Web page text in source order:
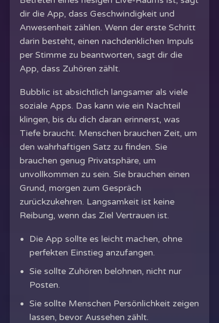
dir die App, dass Geschwindigkeit und
Anwesenheit zählen. Wenn der erste Schritt
darin besteht, einen nachdenklichen Impuls
per Stimme zu beantworten, sagt dir die
App, dass Zuhören zählt.
Bubblic ist absichtlich langsamer als viele
soziale Apps. Das kann wie ein Nachteil
klingen, bis du dich daran erinnerst, was
Tiefe braucht. Menschen brauchen Zeit, um
den wahrhaftigen Satz zu finden. Sie
brauchen genug Privatsphäre, um
unvollkommen zu sein. Sie brauchen einen
Grund, morgen zum Gespräch
zurückzukehren. Langsamkeit ist keine
Reibung, wenn das Ziel Vertrauen ist.
Die App sollte es leicht machen, ohne
perfekten Einstieg anzufangen.
Sie sollte Zuhören belohnen, nicht nur
Posten.
Sie sollte Menschen Persönlichkeit zeigen
lassen, bevor Aussehen zählt.